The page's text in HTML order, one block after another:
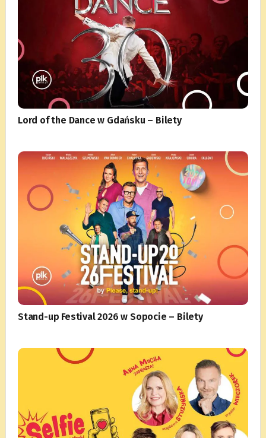
Lord of the Dance w Gdańsku – Bilety
Stand-up Festival 2026 w Sopocie – Bilety